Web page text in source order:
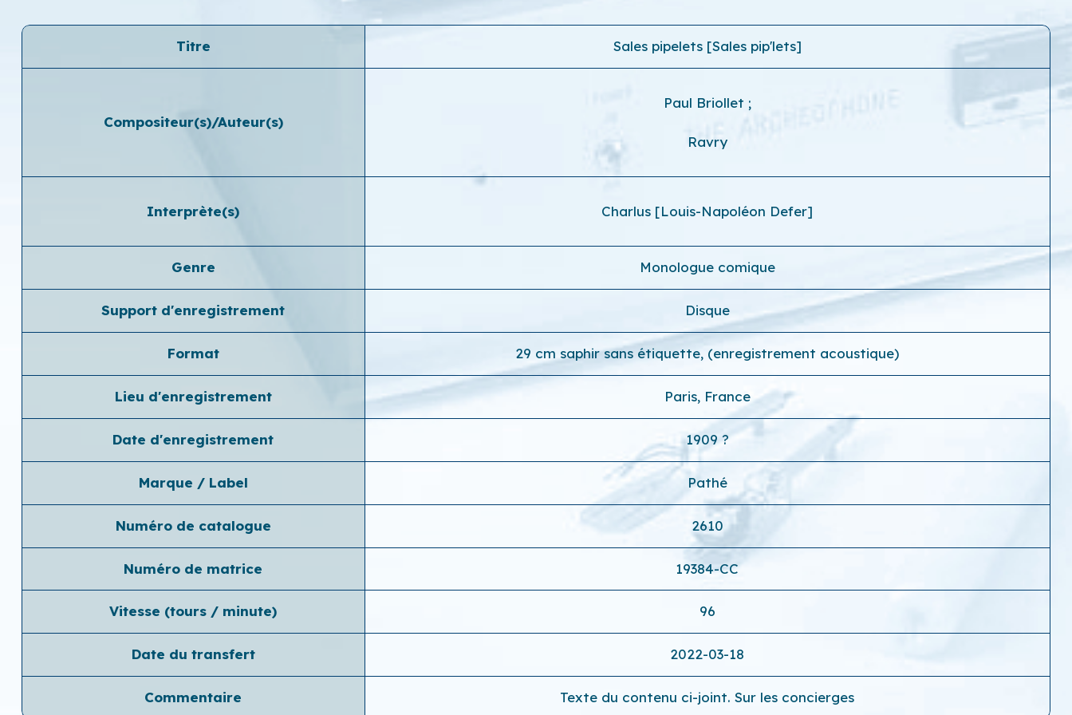
Titre Sales pipelets [Sales pip'lets]
Compositeur(s)/Auteur(s)
Paul Briollet ;
Ravry
Interprète(s) Charlus [Louis-Napoléon Defer]
Genre Monologue comique
Support d'enregistrement Disque
Format 29 cm saphir sans étiquette, (enregistrement acoustique)
Lieu d'enregistrement Paris, France
Date d'enregistrement 1909 ?
Marque / Label Pathé
Numéro de catalogue 2610
Numéro de matrice 19384-CC
Vitesse (tours / minute) 96
Date du transfert 2022-03-18
Commentaire Texte du contenu ci-joint. Sur les concierges